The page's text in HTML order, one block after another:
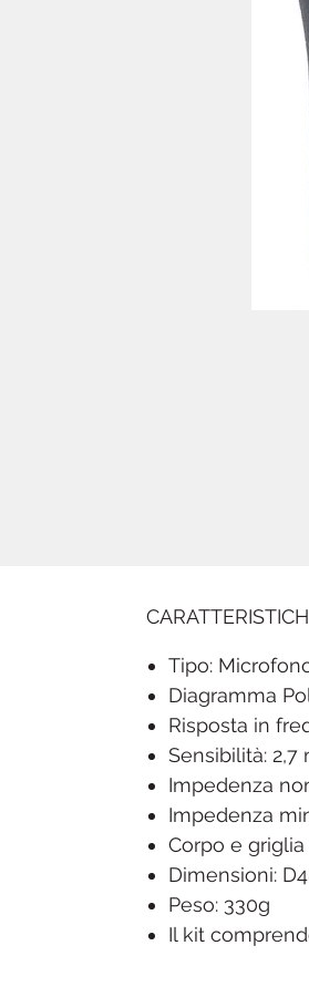
Tipo:
Diagramma
Risposta in
Sensibilità: 2,7
Impedenza
Impedenza
Corpo e
Dimensioni:
Peso: 330g
Il kit